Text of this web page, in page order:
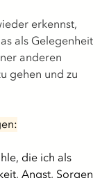
erkennst,
als Gelegenheit
anderen
gehen und zu
die ich als
Angst, Sorgen